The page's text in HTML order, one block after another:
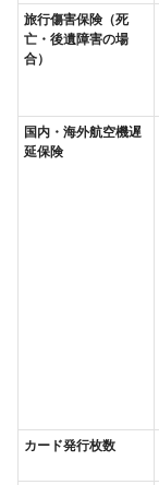
旅行傷害保険（死
亡・後遺障害の場
合）
国内・海外航空機遅
延保険
カード発行枚数